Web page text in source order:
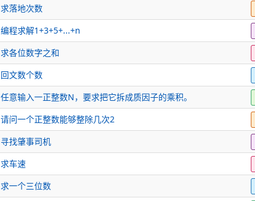
求落地次数
编程求解1+3+5+...+n
求各位数字之和
回文数个数
任意输入一正整数N，要求把它拆成质因子的乘积。
请问一个正整数能够整除几次2
寻找肇事司机
求车速
求一个三位数